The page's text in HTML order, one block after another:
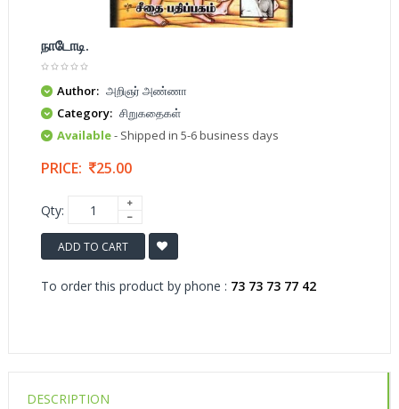
நாடோடி.
Author: அறிஞர் அண்ணா
Category: சிறுகதைகள்
Available- Shipped in 5-6 business days
PRICE: 25.00
Qty:
ADD TO CART
To order this product by phone : 73 73 73 77 42
DESCRIPTION